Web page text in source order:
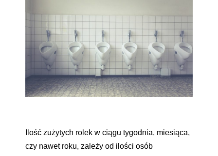
Ilość zużytych rolek w ciągu tygodnia, miesiąca,
czy nawet roku, zależy od ilości osób